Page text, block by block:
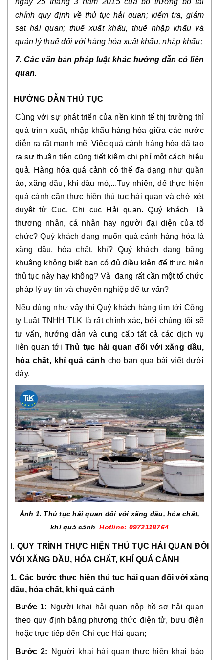
chính quy định về thủ tục hải quan; kiểm tra, giám
sát hải quan; thuế xuất khẩu, thuế nhập khẩu và
quản lý thuế đối với hàng hóa xuất khẩu, nhập khẩu;
7. Các văn bản pháp luật khác hướng dẫn có liên
quan.
HƯỚNG DẪN THỦ TỤC
Cùng với sự phát triển của nền kinh tế thị trường thì
quá trình xuất, nhập khẩu hàng hóa giữa các nước
diễn ra rất mạnh mẽ. Việc quá cảnh hàng hóa đã tạo
ra sự thuận tiện cũng tiết kiệm chi phí một cách hiệu
quả. Hàng hóa quá cảnh có thể đa dạng như quần
áo, xăng dầu, khí dầu mỏ,...Tuy nhiên, để thực hiện
quá cảnh cần thực hiện thủ tục hải quan và chờ xét
duyệt từ Cục, Chi cục Hải quan. Quý khách là
thương nhân, cá nhân hay người đại diện của tổ
chức? Quý khách đang muốn quá cảnh hàng hóa là
xăng dầu, hóa chất, khí? Quý khách đang bâng
khuâng không biết bạn có đủ điều kiện để thực hiện
thủ tục này hay không? Và đang rất cần một tổ chức
pháp lý uy tín và chuyên nghiệp để tư vấn?
Nếu đúng như vậy thì Quý khách hàng tìm tới Công
ty Luật TNHH TLK là rất chính xác, bởi chúng tôi sẽ
tư vấn, hướng dẫn và cung cấp tất cả các dịch vụ
liên quan tới Thủ tục hải quan đối với xăng dầu,
hóa chất, khí quá cảnh cho bạn qua bài viết dưới
đây.
Ảnh 1. Thủ tục hải quan đối với xăng dầu, hóa chất,
khí quá cảnh_Hotline: 0972118764
I. QUY TRÌNH THỰC HIỆN THỦ TỤC HẢI QUAN ĐỐI
VỚI XĂNG DẦU, HÓA CHẤT, KHÍ QUÁ CẢNH
1. Các bước thực hiện thủ tục hải quan đối với xăng
dầu, hóa chất, khí quá cảnh
Bước 1: Người khai hải quan nộp hồ sơ hải quan
theo quy định bằng phương thức điện tử, bưu điện
hoặc trực tiếp đến Chi cục Hải quan;
Bước 2: Người khai hải quan thực hiện khai báo